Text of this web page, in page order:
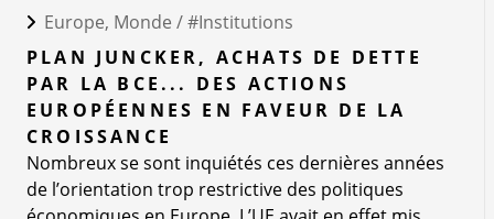
Europe, Monde /#Institutions
PLAN JUNCKER, ACHATS DE DETTE
PAR LA BCE... DES ACTIONS
EUROPÉENNES EN FAVEUR DE LA
CROISSANCE
Nombreux se sont inquiétés ces dernières années
de l’orientation trop restrictive des politiques